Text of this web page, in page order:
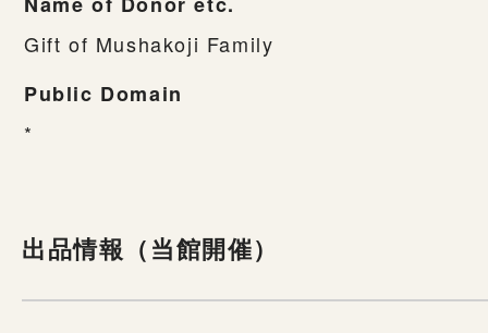
Gift of Mushakoji Family
Public Domain
*
出品情報（当館開催）